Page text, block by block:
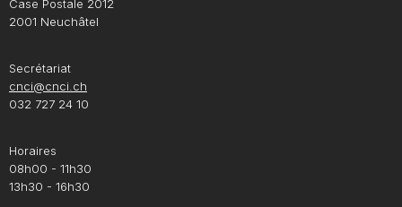
Case Postale 2012
2001 Neuchâtel
Secrétariat
cnci@cnci.ch
032 727 24 10
Horaires
08h00 - 11h30
13h30 - 16h30